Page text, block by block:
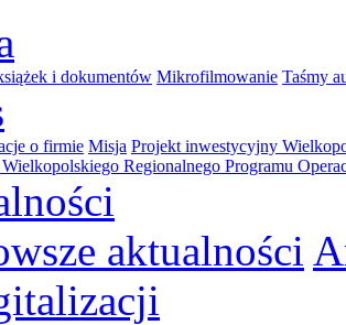
i dokumentów Mikrofilmowanie Taśmy
o firmie Misja Projekt inwestycyjny
Regionalnego Programu
aktualności